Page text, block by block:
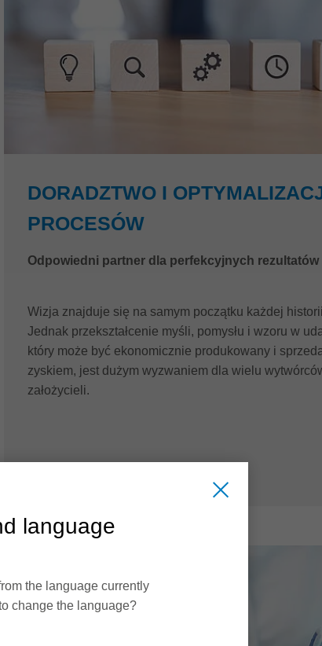
DORADZTWO I
PROCESÓW
Odpowiedni partner dla perfekcyjnych rezultatów
Wizja znajduje się na samym początku każdej
Jednak przekształcenie myśli, pomysłu i wzoru w
który może być ekonomicznie produkowany i
zyskiem, jest dużym wyzwaniem dla wielu
założycieli.
language
the language currently
change the language?